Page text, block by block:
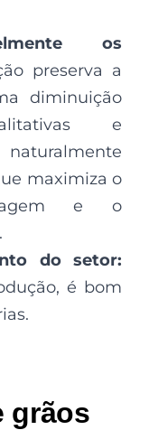
os
preserva a
diminuição
e
maximiza o
e o
do setor:
é bom
grãos